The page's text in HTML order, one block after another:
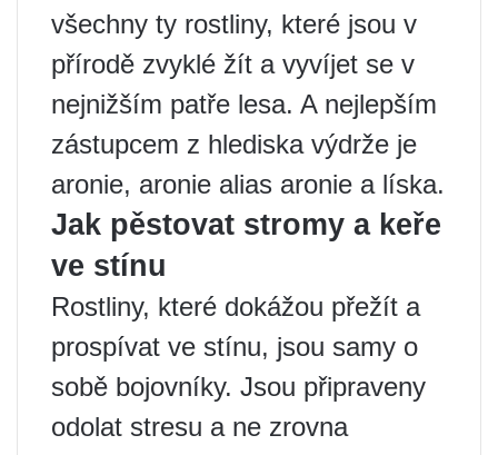
všechny ty rostliny, které jsou v
přírodě zvyklé žít a vyvíjet se v
nejnižším patře lesa. A nejlepším
zástupcem z hlediska výdrže je
aronie, aronie alias aronie a líska.
Jak pěstovat stromy a keře
ve stínu
Rostliny, které dokážou přežít a
prospívat ve stínu, jsou samy o
sobě bojovníky. Jsou připraveny
odolat stresu a ne zrovna